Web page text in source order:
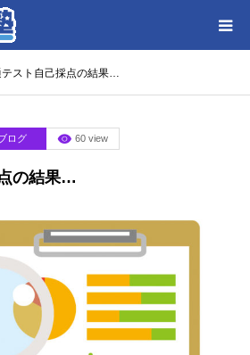
テスト自己採点の結果…
ログ 60 view
の結果…
る